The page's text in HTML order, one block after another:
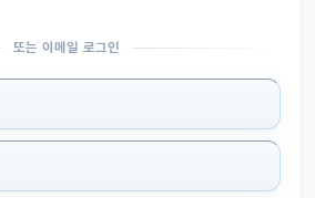
또는 이메일 로그인